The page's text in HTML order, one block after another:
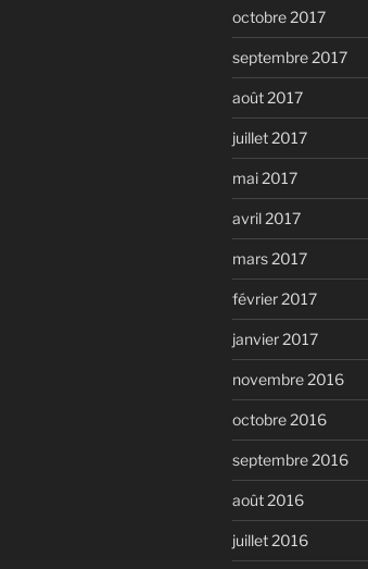
octobre 2017
septembre 2017
août 2017
juillet 2017
mai 2017
avril 2017
mars 2017
février 2017
janvier 2017
novembre 2016
octobre 2016
septembre 2016
août 2016
juillet 2016